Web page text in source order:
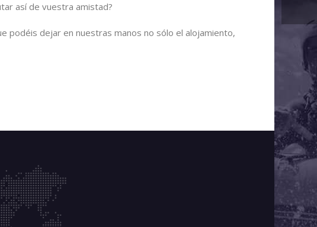
así de vuestra amistad?
podéis dejar en nuestras manos no sólo el alojamiento,